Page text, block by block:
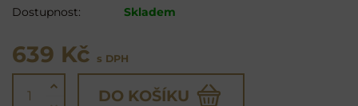
Dostupnost:
Skladem
639 Kč s DPH
DO KOŠÍKU